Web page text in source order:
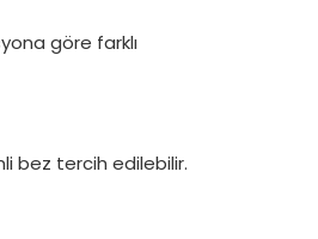
göre farklı
bez tercih edilebilir.